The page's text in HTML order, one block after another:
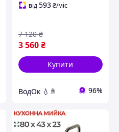
неіржавка сталь
від593₴/міс
3 560₴
7 120 ₴
Купити
ВодОк 💧🚿 96%